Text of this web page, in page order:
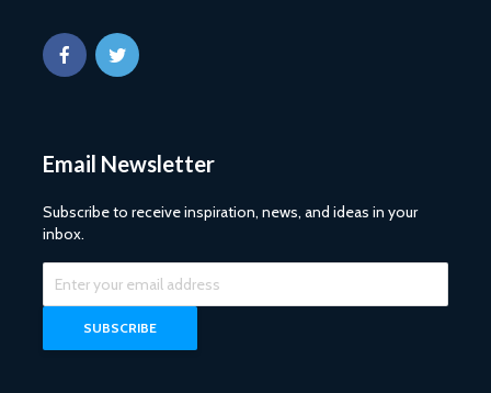
Email Newsletter
Subscribe to receive inspiration, news, and ideas in your
inbox.